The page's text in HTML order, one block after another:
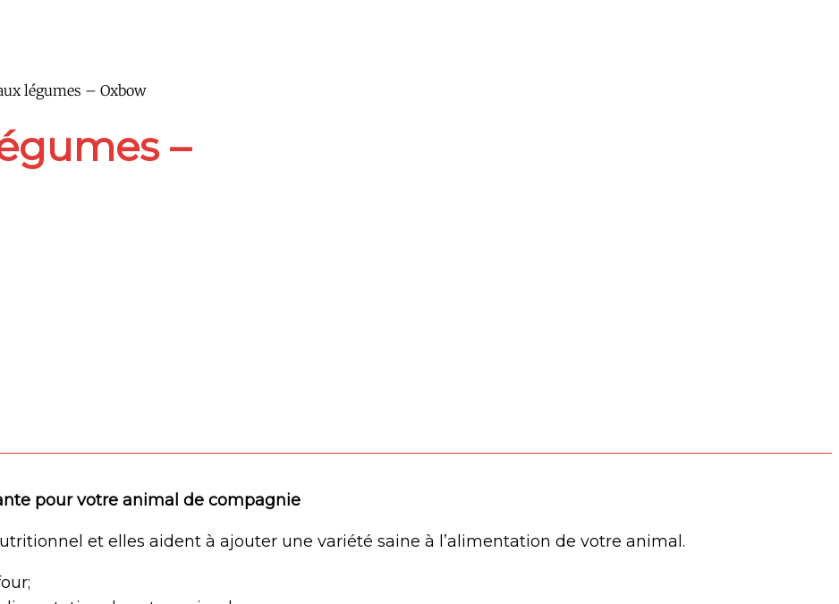
légumes – Oxbow
–
pour votre animal de compagnie
et elles aident à ajouter une variété saine à l’alimentation de votre animal.